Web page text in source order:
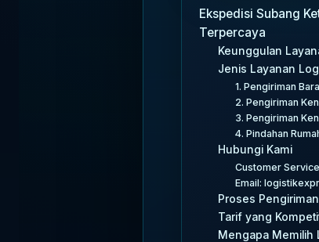
Ekspedisi Subang
Terpercaya
Keunggulan
Jenis Layanan
1. Pengiriman
2. Pengiriman
3. Pengiriman
4. Pindahan
Hubungi Kami
Customer
Email:
Proses
Tarif yang
Mengapa Memilih